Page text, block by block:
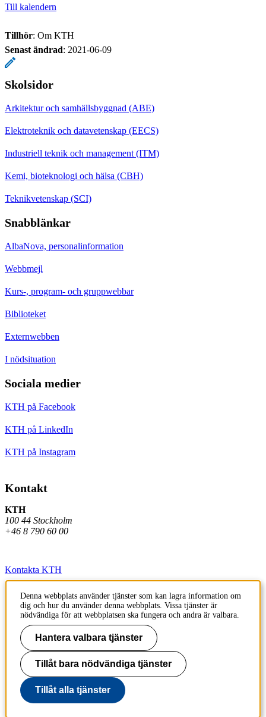
Till kalendern
Tillhör: Om KTH
Senast ändrad: 2021-06-09
Skolsidor
Arkitektur och samhällsbyggnad (ABE)
Elektroteknik och datavetenskap (EECS)
Industriell teknik och management (ITM)
Kemi, bioteknologi och hälsa (CBH)
Teknikvetenskap (SCI)
Snabblänkar
AlbaNova, personalinformation
Webbmejl
Kurs-, program- och gruppwebbar
Biblioteket
Externwebben
I nödsituation
Sociala medier
KTH på Facebook
KTH på LinkedIn
KTH på Instagram
Kontakt
KTH
100 44 Stockholm
+46 8 790 60 00
Kontakta KTH
Jobba på KTH
Press och media
Faktura och betalning KTH
Om KTH:s webbplatser
Tillgänglighetsredogörelse
Denna webbplats använder tjänster som kan lagra information om
dig och hur du använder denna webbplats. Vissa tjänster är
nödvändiga för att webbplatsen ska fungera och andra är valbara.
Hantera valbara tjänster
Tillåt bara nödvändiga tjänster
Tillåt alla tjänster